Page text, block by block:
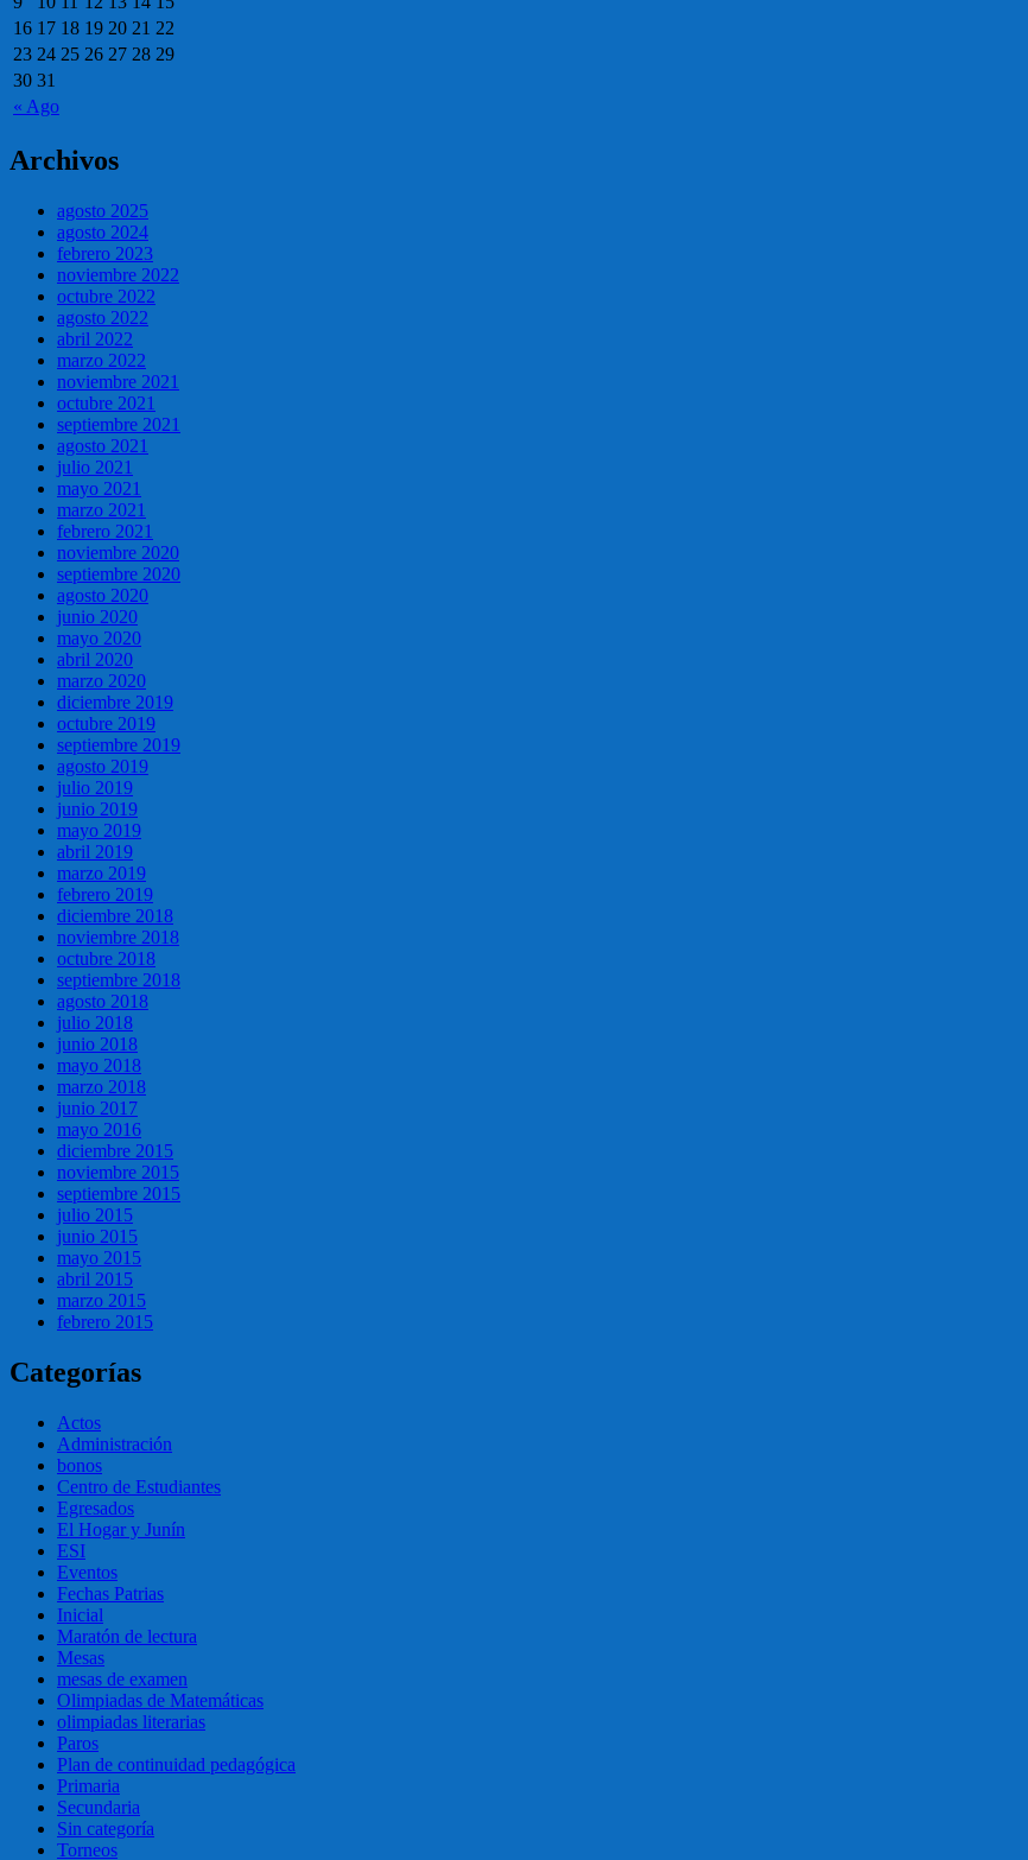
« Ago
16 17 18 19 20 21 22
23 24 25 26 27 28 29
30 31
Archivos
agosto 2025
agosto 2024
febrero 2023
noviembre 2022
octubre 2022
agosto 2022
abril 2022
marzo 2022
noviembre 2021
octubre 2021
septiembre 2021
agosto 2021
julio 2021
mayo 2021
marzo 2021
febrero 2021
noviembre 2020
septiembre 2020
agosto 2020
junio 2020
mayo 2020
abril 2020
marzo 2020
diciembre 2019
octubre 2019
septiembre 2019
agosto 2019
julio 2019
junio 2019
mayo 2019
abril 2019
marzo 2019
febrero 2019
diciembre 2018
noviembre 2018
octubre 2018
septiembre 2018
agosto 2018
julio 2018
junio 2018
mayo 2018
marzo 2018
junio 2017
mayo 2016
diciembre 2015
noviembre 2015
septiembre 2015
julio 2015
junio 2015
mayo 2015
abril 2015
marzo 2015
febrero 2015
Categorías
Actos
Administración
bonos
Centro de Estudiantes
Egresados
El Hogar y Junín
ESI
Eventos
Fechas Patrias
Inicial
Maratón de lectura
Mesas
mesas de examen
Olimpiadas de Matemáticas
olimpiadas literarias
Paros
Plan de continuidad pedagógica
Primaria
Secundaria
Sin categoría
Torneos